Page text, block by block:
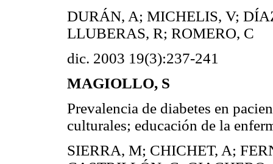
DURÁN, A; MICHELIS, V;
LLUBERAS, R; ROMERO, C
dic. 2003 19(3):237-241
MAGIOLLO, S
Prevalencia de diabetes en
culturales; educación de la
SIERRA, M; CHICHET, A;